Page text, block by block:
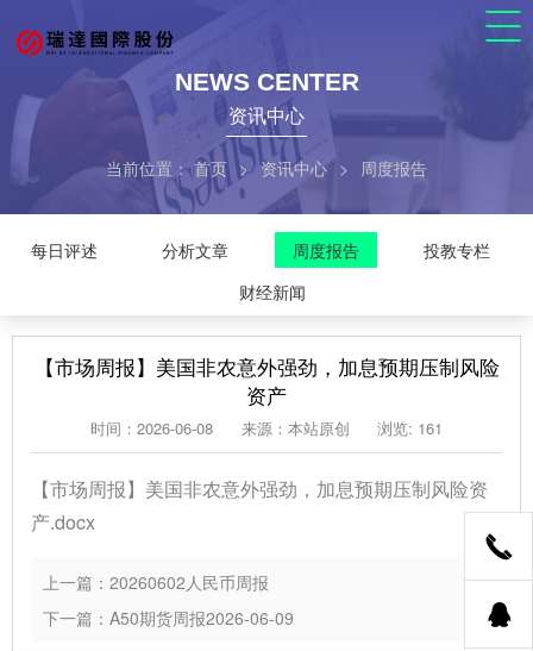
NEWS CENTER
资讯中心
当前位置：首页 > 资讯中心 > 周度报告
每日评述 分析文章 周度报告
投教专栏
财经新闻
【市场周报】美国非农意外强劲，加息预期压制风险
资产
时间：2026-06-08 来源：本站原创 浏览: 161
【市场周报】美国非农意外强劲，加息预期压制风险资
产.docx
上一篇：20260602人民币周报
下一篇：A50期货周报2026-06-09